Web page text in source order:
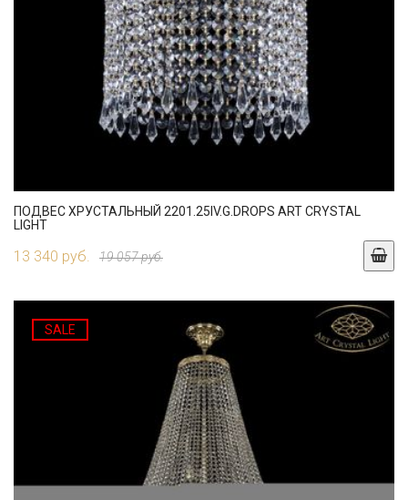
ПОДВЕС ХРУСТАЛЬНЫЙ 2201.25IV.G.DROPS ART CRYSTAL
LIGHT
13 340 руб. 19 057 руб.
SALE